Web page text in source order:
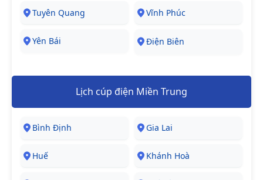
Tuyên Quang Vĩnh Phúc
Yên Bái Điện Biên
Lịch cúp điện Miền Trung
Bình Định Gia Lai
Huế Khánh Hoà